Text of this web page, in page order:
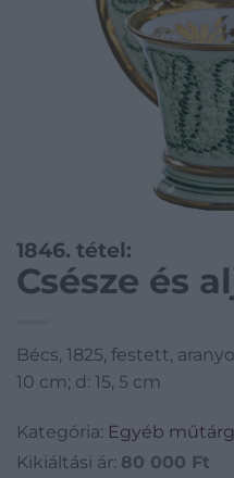
1846. tétel:
Csésze és
Bécs, 1825, festett,
10 cm; d: 15, 5 cm
Kategória: Egyéb
Kikiáltási ár: 80 000 Ft